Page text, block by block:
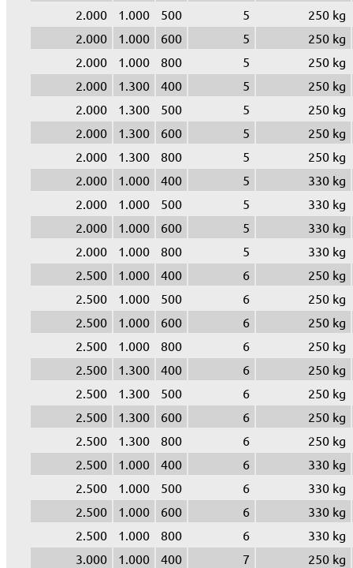
2.000 1.000 500 5
250 kg
2.000
1.000 600 5
250 kg
2.000
1.000 800 5
250 kg
2.000
1.300 400 5
250 kg
2.000
1.300 500 5
250 kg
2.000
1.300 600 5
250 kg
2.000
1.300 800 5
250 kg
2.000
1.000 400 5
330 kg
2.000
1.000 500 5
330 kg
2.000
1.000 600 5
330 kg
2.000
1.000 800 5
330 kg
2.500
1.000 400 6
250 kg
2.500
1.000 500 6
250 kg
2.500
1.000 600 6
250 kg
2.500
1.000 800 6
250 kg
2.500
1.300 400 6
250 kg
2.500
1.300 500 6
250 kg
2.500
1.300 600 6
250 kg
2.500
1.300 800 6
250 kg
2.500
1.000 400 6
330 kg
2.500
1.000 500 6
330 kg
2.500
1.000 600 6
330 kg
2.500
1.000 800 6
330 kg
3.000
1.000 400 7
250 kg